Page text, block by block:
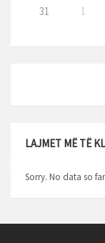
31 1
LAJMET MË TË
Sorry. No data so far.